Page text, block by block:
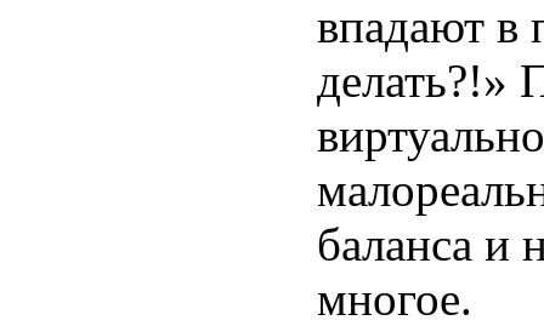
впадают в
делать?!»
баланса и
многое.